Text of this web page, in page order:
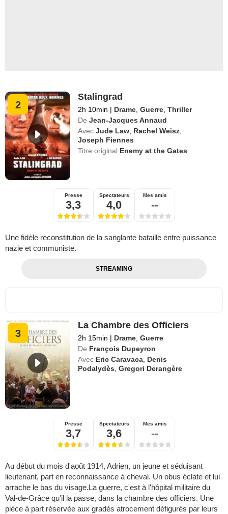
2
Stalingrad
2h 10min | Drame ,Guerre ,Thriller
De Jean-Jacques Annaud
Avec Jude Law Rachel Weisz
Joseph Fiennes
Titre original Enemy at the Gates
Presse
3,3
Spectateurs
4,0
Mes amis
--
Une fidèle reconstitution de la sanglante bataille entre puissance
nazie et communiste.
STREAMING
3
La Chambre des Officiers
2h 15min | Drame ,Guerre
De François Dupeyron
Avec Eric Caravaca Denis
Podalydès ,Gregori Derangère
Presse
3,7
Spectateurs
3,6
Mes amis
--
Au début du mois d'août 1914, Adrien, un jeune et séduisant
lieutenant, part en reconnaissance à cheval. Un obus éclate et lui
arrache le bas du visage.La guerre, c'est à l'hôpital militaire du
Val-de-Grâce qu'il la passe, dans la chambre des officiers. Une
pièce à part réservée aux gradés atrocement défigurés par leurs